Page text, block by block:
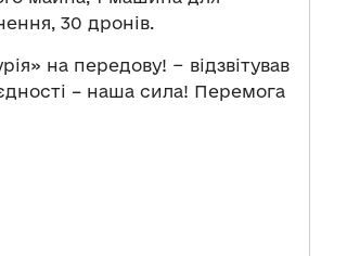
30 дронів.
на передову! − відзвітував
– наша сила! Перемога